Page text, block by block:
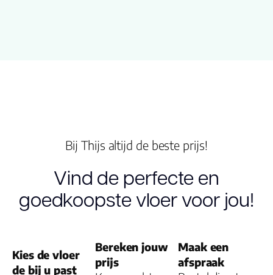
(cm)
Inhoud pak (m2)
Aantal per pak
Dikte toplaag
(mm)
Bij Thijs altijd de beste prijs!
Vind de perfecte en
goedkoopste vloer voor jou!
Kies de vloer
de bij u past
Bereken jouw
prijs
Maak een
afspraak